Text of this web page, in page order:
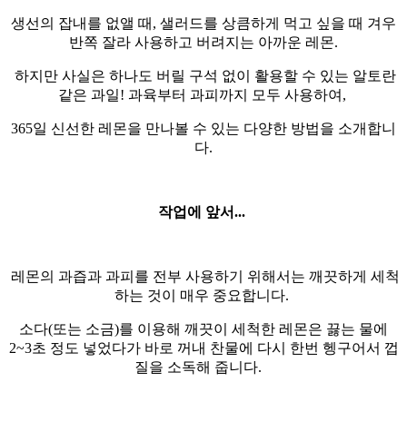
생선의 잡내를 없앨 때, 샐러드를 상큼하게 먹고 싶을 때 겨우
반쪽 잘라 사용하고 버려지는 아까운 레몬.
하지만 사실은 하나도 버릴 구석 없이 활용할 수 있는 알토란
같은 과일! 과육부터 과피까지 모두 사용하여,
365일 신선한 레몬을 만나볼 수 있는 다양한 방법을 소개합니
다.
작업에 앞서...
레몬의 과즙과 과피를 전부 사용하기 위해서는 깨끗하게 세척
하는 것이 매우 중요합니다.
소다(또는 소금)를 이용해 깨끗이 세척한 레몬은 끓는 물에
2~3초 정도 넣었다가 바로 꺼내 찬물에 다시 한번 헹구어서 껍
질을 소독해 줍니다.